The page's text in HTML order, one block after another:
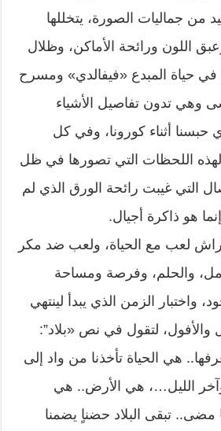
من جماليات الصورة، يتخللها
اللون ورائحة الأماكن، وظلال
في حياة المبدع «فيفالدي» ومسرح
وهي تدون تفاصيل الأشياء
حبسنا أثناء كورونا، وفي كل
اللحظات التي تصورها في ظل
التي غيبت رائحة الورق الذي لم
هو ذاكرة أجيال.
لعب مع الحياة، ولعب ضد مكر
والحلم، وفرصة ومساحة
واختبار الزمن الذي يبدأ لينتهي
والأفول، لتقول في نص «بلاد”:
هي الحياة تأخذنا من واد إلى
وآخر الليل…، هي الأرض.. هي
مضى.. تبقى البلاد حضناٍ يضمنا